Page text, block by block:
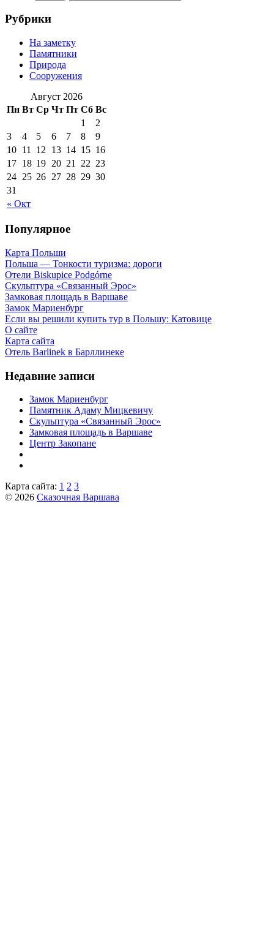
Рубрики
На заметку
Памятники
Природа
Сооружения
Август 2026
Пн Вт Ср Чт Пт Сб Вс
« Окт
1
2
3
4 5 6 7 8
9
10 11 12 13 14 15 16
17 18 19 20 21 22 23
24 25 26 27 28 29 30
31
Популярное
Карта Польши
Польша — Тонкости туризма: дороги
Отели Biskupice Podgórne
Скульптура «Связанный Эрос»
Замковая площадь в Варшаве
Замок Мариенбург
Если вы решили купить тур в Польшу: Катовице
О сайте
Карта сайта
Отель Barlinek в Барллинеке
Недавние записи
Замок Мариенбург
Памятник Адаму Мицкевичу
Скульптура «Связанный Эрос»
Замковая площадь в Варшаве
Центр Закопане
Карта сайта: 1 2 3
© 2026 Сказочная Варшава